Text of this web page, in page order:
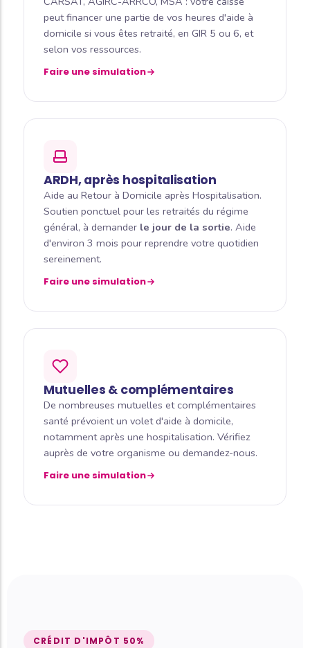
peut financer une partie de vos heures d'aide à
domicile si vous êtes retraité, en GIR 5 ou 6, et
selon vos ressources.
Faire une simulation
ARDH, après hospitalisation
Aide au Retour à Domicile après Hospitalisation.
Soutien ponctuel pour les retraités du régime
général, à demander le jour de la sortie. Aide
d'environ 3 mois pour reprendre votre quotidien
sereinement.
Faire une simulation
Mutuelles & complémentaires
De nombreuses mutuelles et complémentaires
santé prévoient un volet d'aide à domicile,
notamment après une hospitalisation. Vérifiez
auprès de votre organisme ou demandez-nous.
Faire une simulation
CRÉDIT D'IMPÔT 50%